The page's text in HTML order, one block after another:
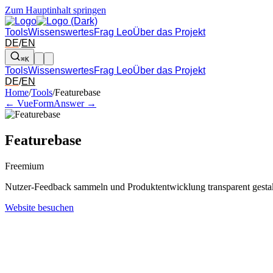
Zum Hauptinhalt springen
ToolsWissenswertesFrag LeoÜber das Projekt
DE/EN
⌘K
ToolsWissenswertesFrag LeoÜber das Projekt
DE/EN
Pfeil links und rechts: zum benachbarten Tool in der Übersicht
Home/Tools/Featurebase
← VueFormAnswer →
Featurebase
Freemium
Nutzer-Feedback sammeln und Produktentwicklung transparent
Website besuchen